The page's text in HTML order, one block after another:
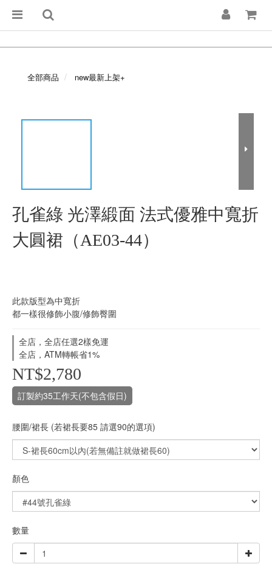
全部商品 new最新上架+
孔雀綠 光澤緞面 法式優雅中寬折
大圓裙（AE03-44）
此款版型為中寬折
都一樣很修飾小腹/修飾臀圍
全店，全店任選2樣免運
全店，ATM轉帳省1%
NT$2,780
訂製約35工作天(不包含假日)
腰圍/裙長 (若裙長要85 請選90的選項)
顏色
數量